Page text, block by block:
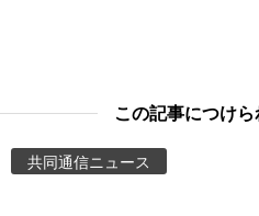
この記事につけ
共同通信ニュース